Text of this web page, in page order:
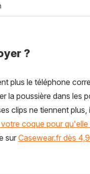
?
plus le téléphone
la poussière dans les
clips ne tiennent plus,
coque pour qu'elle
sur Casewear.fr dès